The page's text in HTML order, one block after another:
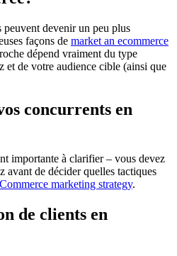
peuvent devenir un peu plus
façons de market an ecommerce
dépend vraiment du type
et de votre audience cible (ainsi que
concurrents en
importante à clarifier – vous devez
avant de décider quelles tactiques
marketing strategy.
de clients en